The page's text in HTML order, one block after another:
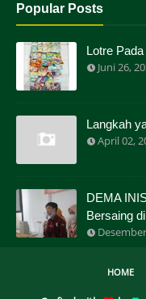
Popular Posts
Lotre
Juni 26,
Langkah
April 02,
DEMA
Bersaing
HOME